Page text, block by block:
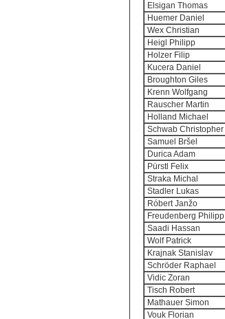
Elsigan Thomas
Huemer Daniel
Wex Christian
Heigl Philipp
Holzer Filip
Kucera Daniel
Broughton Giles
Krenn Wolfgang
Rauscher Martin
Holland Michael
Schwab Christopher
Samuel Bršel
Durica Adam
Pürstl Felix
Straka Michal
Stadler Lukas
Róbert Janžo
Freudenberg Philipp
Saadi Hassan
Wolf Patrick
Krajnak Stanislav
Schröder Raphael
Vidic Zoran
Tisch Robert
Mathauer Simon
Vouk Florian